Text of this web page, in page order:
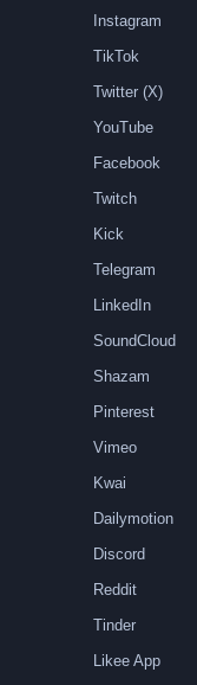
Instagram
TikTok
Twitter (X)
YouTube
Facebook
Twitch
Kick
Telegram
LinkedIn
SoundCloud
Shazam
Pinterest
Vimeo
Kwai
Dailymotion
Discord
Reddit
Tinder
Likee App